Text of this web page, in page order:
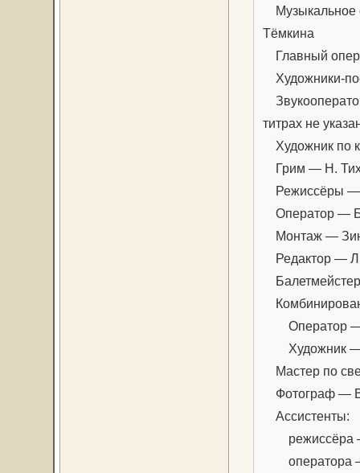
Музыкальное
Тёмкинa
Главный
Художники-
титрах не
Художник по
Грим — Н.
Режиссёры —
Оператор —
Монтаж —
Редактор —
Оператор —
Художник —
Мастер по
Фотограф —
Ассистенты:
режиссёра —
оператора